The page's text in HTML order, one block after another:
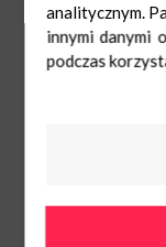
analitycznym.
innymi danymi
podczas